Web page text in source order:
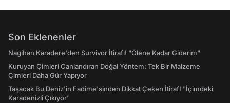
Son Eklenenler
Nagihan Karadere'den Survivor İtirafı! "Ölene Kadar Giderim"
Kuruyan Çimleri Canlandıran Doğal Yöntem: Tek Bir Malzeme
Çimleri Daha Gür Yapıyor
Taşacak Bu Deniz'in Fadime'sinden Dikkat Çeken İtiraf! "İçimdeki
Karadenizli Çıkıyor"